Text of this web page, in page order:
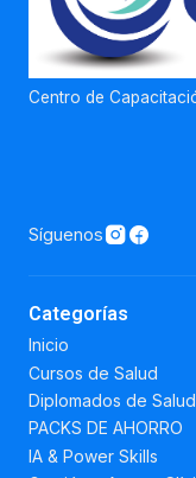
Centro de
Síguenos
Categorías
Inicio
Cursos de Salud
Diplomados de Salud
PACKS DE AHORRO
IA & Power Skills